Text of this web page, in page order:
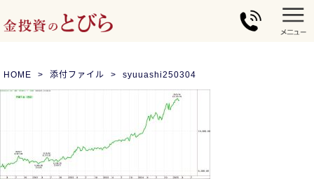
HOME 添付ファイル syuuashi250304